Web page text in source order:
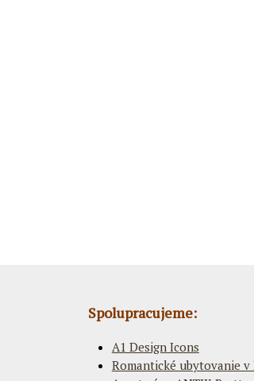
Spolupracujeme:
A1 Design Icons
Romantické ubytovanie v